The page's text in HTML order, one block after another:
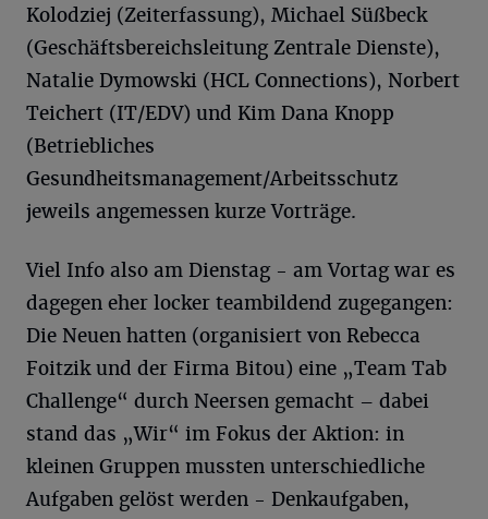
Kolodziej (Zeiterfassung), Michael Süßbeck
(Geschäftsbereichsleitung Zentrale Dienste),
Natalie Dymowski (HCL Connections), Norbert
Teichert (IT/EDV) und Kim Dana Knopp
(Betriebliches
Gesundheitsmanagement/Arbeitsschutz
jeweils angemessen kurze Vorträge.
Viel Info also am Dienstag - am Vortag war es
dagegen eher locker teambildend zugegangen:
Die Neuen hatten (organisiert von Rebecca
Foitzik und der Firma Bitou) eine „Team Tab
Challenge“ durch Neersen gemacht – dabei
stand das „Wir“ im Fokus der Aktion: in
kleinen Gruppen mussten unterschiedliche
Aufgaben gelöst werden - Denkaufgaben,